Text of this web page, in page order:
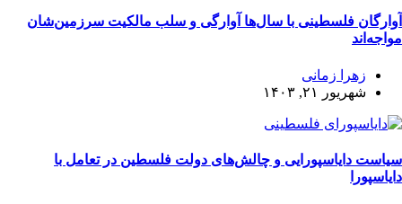
آوارگان فلسطینی با سال‌ها آوارگی و سلب مالكيت سرزمين‌شان
مواجه‌اند
زهرا زمانی
شهریور ۲۱, ۱۴۰۳
سیاست دایاسپورایی و چالش‌های دولت فلسطین در تعامل با
دایاسپورا